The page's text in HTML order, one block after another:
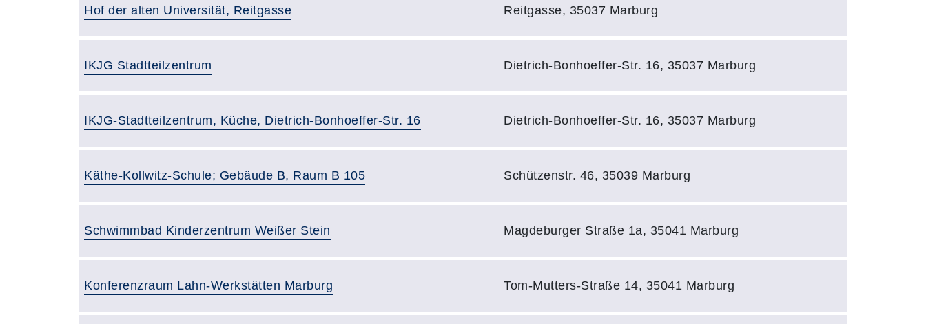
Raumbezeichnung:
Hof der alten Universität, Reitgasse Adresse:
Reitgasse, 35037 Marburg
Raumbezeichnung:
IKJG Stadtteilzentrum Adresse:
Dietrich-Bonhoeffer-Str. 16, 35037 Marburg
Raumbezeichnung:
IKJG-Stadtteilzentrum, Küche, Dietrich-Bonhoeffer-Str. 16 Adresse:
Dietrich-Bonhoeffer-Str. 16, 35037 Marburg
Raumbezeichnung:
Käthe-Kollwitz-Schule; Gebäude B, Raum B 105 Adresse:
Schützenstr. 46, 35039 Marburg
Raumbezeichnung:
Schwimmbad Kinderzentrum Weißer Stein Adresse:
Magdeburger Straße 1a, 35041 Marburg
Raumbezeichnung:
Konferenzraum Lahn-Werkstätten Marburg Adresse:
Tom-Mutters-Straße 14, 35041 Marburg